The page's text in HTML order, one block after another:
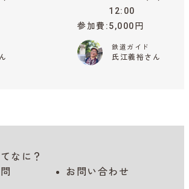
12:00
参加費 5,000円
鉄道ガイド
氏江義裕さん
なに？
お問い合わせ